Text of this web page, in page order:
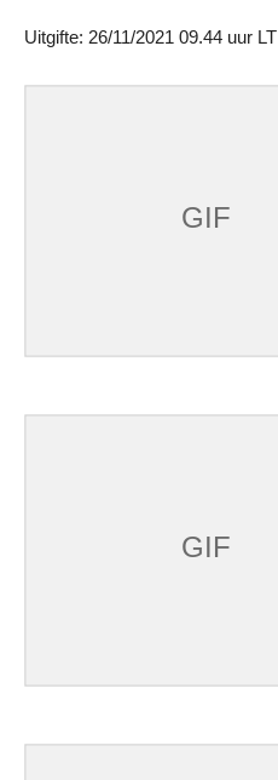
Uitgifte: 26/11/2021 09.44 uur LT